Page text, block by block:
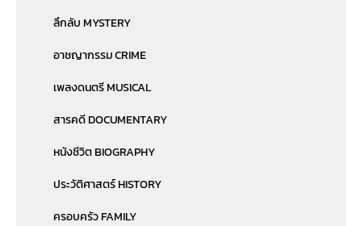
ลึกลับ MYSTERY
อาชญากรรม CRIME
เพลงดนตรี MUSICAL
สารคดี DOCUMENTARY
หนังชีวิต BIOGRAPHY
ประวัติศาสตร์ HISTORY
ครอบครัว FAMILY